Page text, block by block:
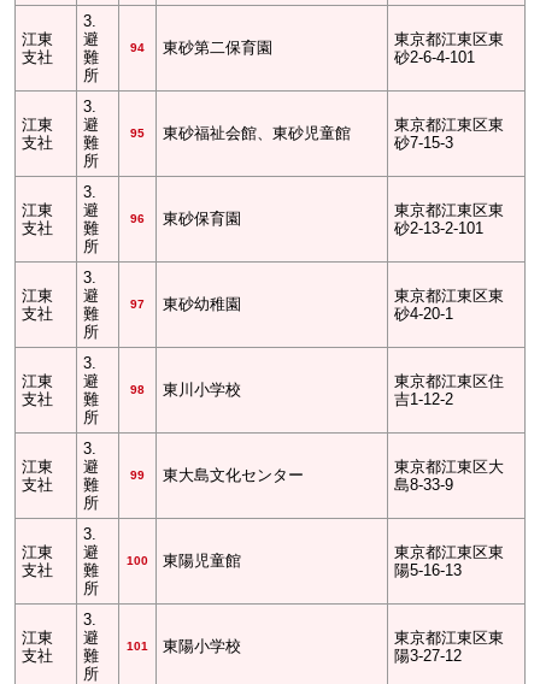
江東
支社
3.
避
難
所
94 東砂第二保育園
東京都江東区東
砂2-6-4-101
江東
支社
3.
避
難
所
95 東砂福祉会館、東砂児童館
東京都江東区東
砂7-15-3
江東
支社
3.
避
難
所
96 東砂保育園
東京都江東区東
砂2-13-2-101
江東
支社
3.
避
難
所
97 東砂幼稚園
東京都江東区東
砂4-20-1
江東
支社
3.
避
難
所
98 東川小学校
東京都江東区住
吉1-12-2
江東
支社
3.
避
難
所
99 東大島文化センター
東京都江東区大
島8-33-9
江東
支社
3.
避
難
所
100 東陽児童館
東京都江東区東
陽5-16-13
江東
支社
3.
避
難
所
101 東陽小学校
東京都江東区東
陽3-27-12